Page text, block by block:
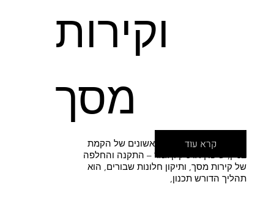
וקירות
מסך
בין אם מדובר בשלבים ראשונים של הקמת
בניין, שיפוץ או ניקיון גמר – התקנה והחלפה
של קירות מסך, ותיקון חלונות שבורים, הוא
תהליך הדורש תכנון,
קרא עוד